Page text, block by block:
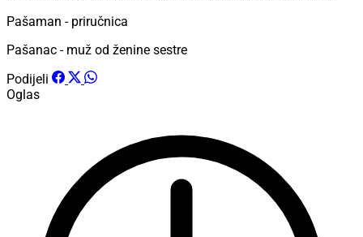
Pašaman - priručnica
Pašanac - muž od ženine sestre
Podijeli
Oglas